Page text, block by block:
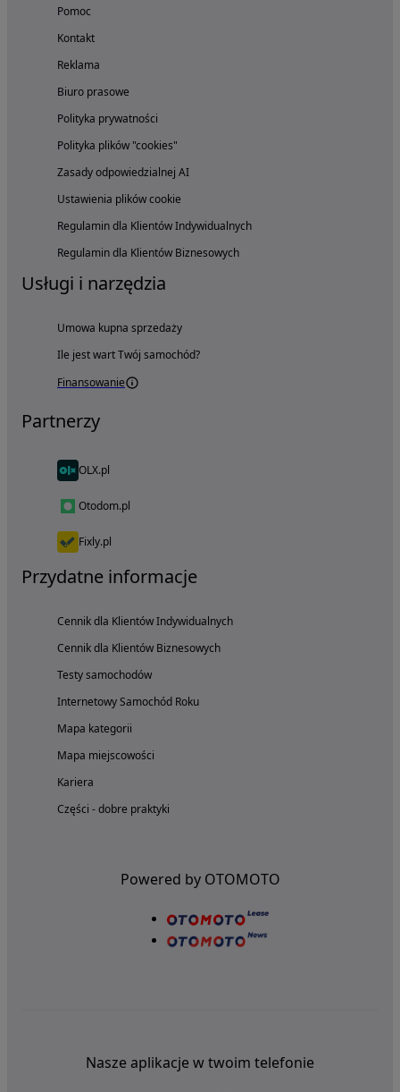
Pomoc
Kontakt
Reklama
Biuro prasowe
Polityka prywatności
Polityka plików "cookies"
Zasady odpowiedzialnej AI
Ustawienia plików cookie
Regulamin dla Klientów Indywidualnych
Regulamin dla Klientów Biznesowych
Usługi i narzędzia
Umowa kupna sprzedaży
Ile jest wart Twój samochód?
Finansowanie
Partnerzy
OLX.pl
Otodom.pl
Fixly.pl
Przydatne informacje
Cennik dla Klientów Indywidualnych
Cennik dla Klientów Biznesowych
Testy samochodów
Internetowy Samochód Roku
Mapa kategorii
Mapa miejscowości
Kariera
Części - dobre praktyki
Powered by OTOMOTO
Nasze aplikacje w twoim telefonie